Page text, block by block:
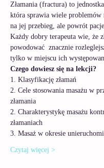
Złamania (fractura) to
która sprawia wiele problemów
na jej przebieg, ale powrót
Każdy dobry terapeuta wie, że
powodować  znacznie
tylko w miejscu ich
Czego dowiesz się na lekcji?
1. Klasyfikację złamań
2. Cele stosowania masażu w
złamania
2. Charakterystykę masażu
złamaniach
3. Masaż w okresie
Czytaj więcej >